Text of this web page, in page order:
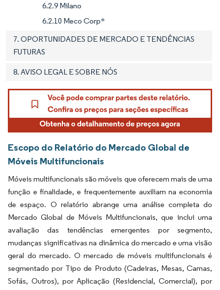
6.2.9 Milano
6.2.10 Meco Corp*
7. OPORTUNIDADES DE MERCADO E TENDÊNCIAS
FUTURAS
8. AVISO LEGAL E SOBRE NÓS
Escopo do Relatório do Mercado Global de
Móveis Multifuncionais
Móveis multifuncionais são móveis que oferecem mais de uma
função e finalidade, e frequentemente auxiliam na economia
de espaço. O relatório abrange uma análise completa do
Mercado Global de Móveis Multifuncionais, que inclui uma
avaliação das tendências emergentes por segmento,
mudanças significativas na dinâmica do mercado e uma visão
geral do mercado. O mercado de móveis multifuncionais é
segmentado por Tipo de Produto (Cadeiras, Mesas, Camas,
Sofás, Outros), por Aplicação (Residencial, Comercial), por